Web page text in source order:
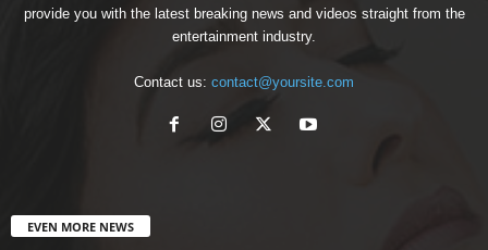
provide you with the latest breaking news and videos straight from the
entertainment industry.
Contact us: contact@yoursite.com
EVEN MORE NEWS